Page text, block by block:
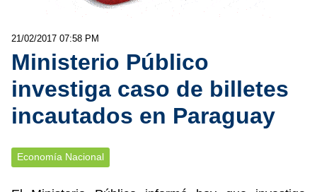
21/02/2017 07:58 PM
Ministerio Público
investiga caso de billetes
incautados en Paraguay
Economía Nacional